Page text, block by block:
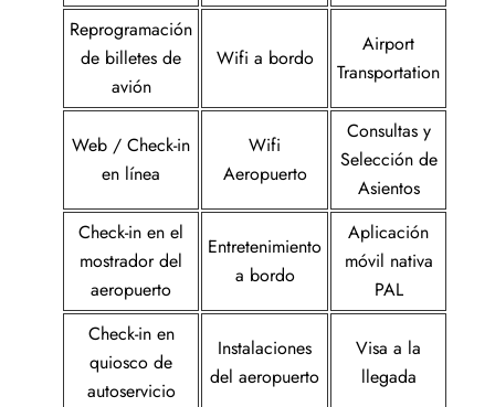
Reprogramación
de billetes de
avión
Wifi a bordo
Airport
Transportation
Web / Check-in
en línea
Wifi
Aeropuerto
Consultas y
Selección de
Asientos
Check-in en el
mostrador del
aeropuerto
Entretenimiento
a bordo
Aplicación
móvil nativa
PAL
Check-in en
quiosco de
autoservicio
Instalaciones
del aeropuerto
Visa a la
llegada